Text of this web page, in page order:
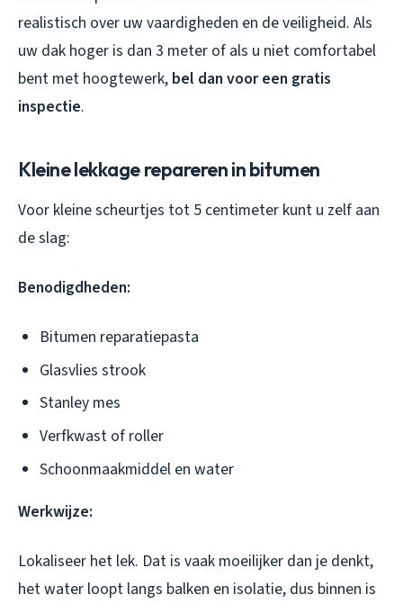
realistisch over uw vaardigheden en de veiligheid. Als
uw dak hoger is dan 3 meter of als u niet comfortabel
bent met hoogtewerk, bel dan voor een gratis
inspectie.
Kleine lekkage repareren in bitumen
Voor kleine scheurtjes tot 5 centimeter kunt u zelf aan
de slag:
Benodigdheden:
Bitumen reparatiepasta
Glasvlies strook
Stanley mes
Verfkwast of roller
Schoonmaakmiddel en water
Werkwijze:
Lokaliseer het lek. Dat is vaak moeilijker dan je denkt,
het water loopt langs balken en isolatie, dus binnen is